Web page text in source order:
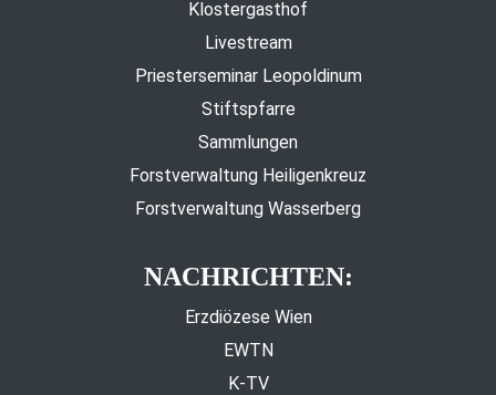
Klostergasthof
Livestream
Priesterseminar Leopoldinum
Stiftspfarre
Sammlungen
Forstverwaltung Heiligenkreuz
Forstverwaltung Wasserberg
NACHRICHTEN:
Erzdiözese Wien
EWTN
K-TV